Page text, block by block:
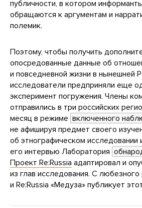
публичности, в котором
обращаются к аргументам и
полемик.
Поэтому, чтобы получить
опосредованные данные об
и повседневной жизни в нынешней
исследователи предприняли еще
эксперимент погружения. Члены
отправились в три российских
месяц в режиме включенного
не афишируя предмет своего
об этнографическом исследовании
его интервью Лаборатория
Проект Re:Russia адаптировал и
из глав исследования. С
и Re:Russia «Медуза» публикует